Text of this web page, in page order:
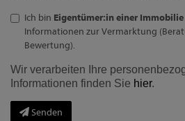
Ich bin Eigentümer:in einer Immobilie
Informationen zur Vermarktung
Bewertung).
Wir verarbeiten Ihre
Informationen finden Sie hier.
Senden